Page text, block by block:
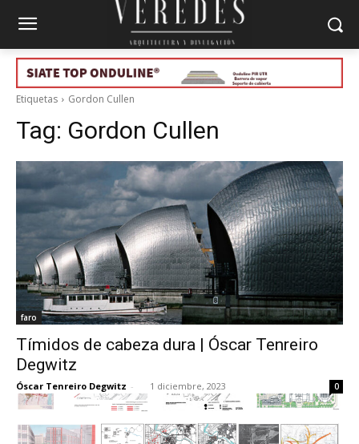
Etiquetas Gordon Cullen
Tag: Gordon Cullen
faro
Tímidos de cabeza dura | Óscar Tenreiro
Degwitz
Óscar Tenreiro Degwitz - 1 diciembre, 2023 0